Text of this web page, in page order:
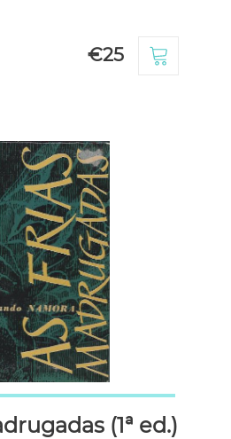
€25
(1ª ed.)